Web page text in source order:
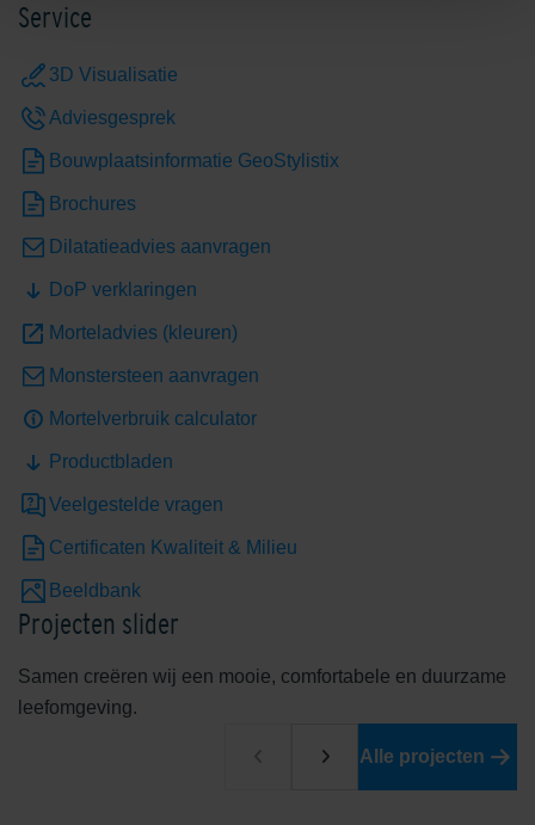
Rouge De Wallonie
Shaded Brown/Black
Service
3D Visualisatie
Adviesgesprek
Bouwplaatsinformatie GeoStylistix
Brochures
Dilatatieadvies aanvragen
DoP verklaringen
Morteladvies (kleuren)
Monstersteen aanvragen
Mortelverbruik calculator
Productbladen
Veelgestelde vragen
Certificaten Kwaliteit & Milieu
Beeldbank
Projecten slider
Samen creëren wij een mooie, comfortabele en duurzame
leefomgeving.
Alle projecten